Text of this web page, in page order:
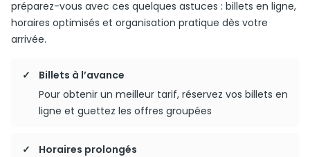
préparez-vous avec ces quelques astuces : billets en ligne,
horaires optimisés et organisation pratique dès votre
arrivée.
Billets à l’avance
Pour obtenir un meilleur tarif, réservez vos billets en
ligne et guettez les offres groupées
Horaires prolongés